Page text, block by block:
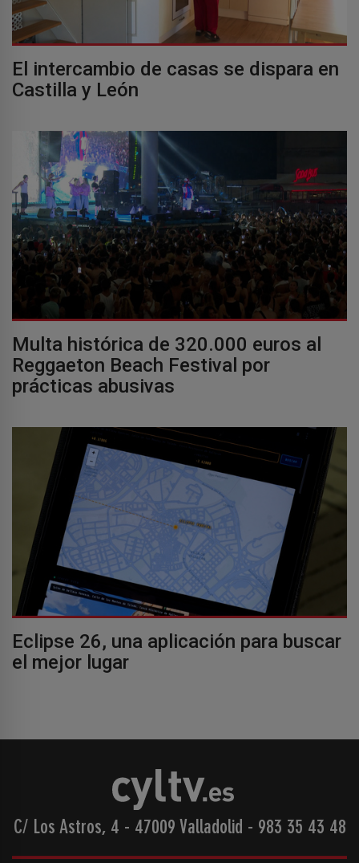
El intercambio de casas se dispara en
Castilla y León
Multa histórica de 320.000 euros al
Reggaeton Beach Festival por
prácticas abusivas
Eclipse 26, una aplicación para buscar
el mejor lugar
C/ Los Astros, 4 - 47009 Valladolid - 983 35 43 48